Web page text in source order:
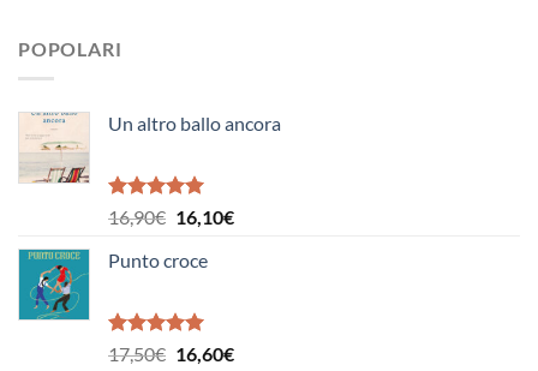
POPOLARI
Un altro ballo ancora
Valutato
5.00
16,90€ Il
originale
16,90€.
16,10€Il
Punto croce
Valutato
17,50€ Il
16,60€Il